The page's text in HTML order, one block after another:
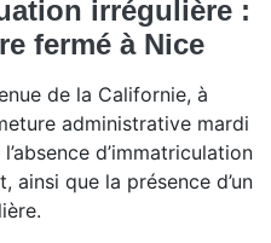
irrégulière :
fermé à Nice
de la Californie, à
administrative mardi
d’immatriculation
que la présence d’un